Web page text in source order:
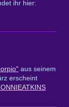
ihr hier:
aus seinem
erscheint